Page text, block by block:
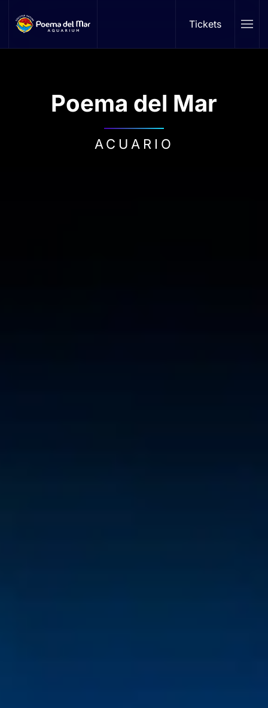
Skip to main content Tickets
Poema del Mar
ACUARIO